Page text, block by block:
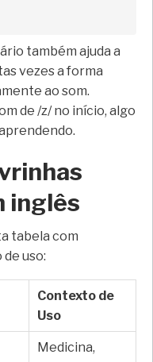
também ajuda a
vezes a forma
ao som.
de /z/ no início, algo
inglês
tabela com
uso:
Contexto de
Uso
Medicina,